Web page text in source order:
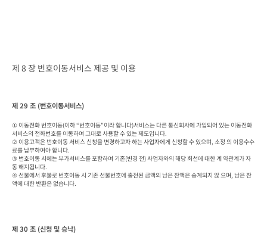
제 8 장 번호이동서비스 제공 및 이용
제 29 조 (번호이동서비스)
① 이동전화 번호이동(이하 “번호이동”이라 합니다)서비스는 다른 통신회사에 가입되어 있는 이동전화
서비스의 전화번호를 이동하여 그대로 사용할 수 있는 제도입니다.
② 이용고객은 번호이동 서비스 신청을 변경하고자 하는 사업자에게 신청할 수 있으며, 소정 의 이용수수
료를 납부하여야 합니다.
③ 번호이동 시에는 부가서비스를 포함하여 기존(변경 전) 사업자와의 해당 회선에 대한 계 약관계가 자
동 해지됩니다.
④ 선불에서 후불로 번호이동 시 기존 선불번호에 충전된 금액의 남은 잔액은 승계되지 않 으며, 남은 잔
액에 대한 반환은 없습니다.
제 30 조 (신청 및 승낙)